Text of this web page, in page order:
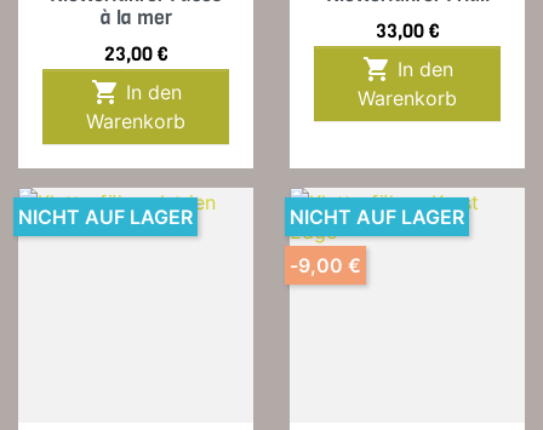
à la mer
Preis
23,00 €

Warenkorb
Preis
33,00 €

Warenkorb
NICHT AUF LAGER
NICHT AUF LAGER
-9,00 €